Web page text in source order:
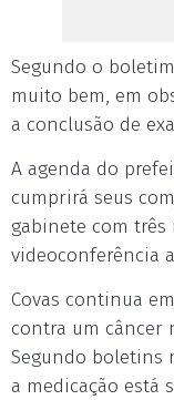
Segundo o
muito bem, em
a conclusão de
A agenda do
cumprirá seus
gabinete com três
videoconferência
Covas continua
contra um câncer
Segundo boletins
a medicação está